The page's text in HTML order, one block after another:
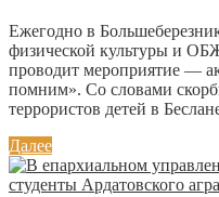
Ежегодно в
физической культуры и
проводит мероприятие —
помним». Со словами
террористов детей в
Далее